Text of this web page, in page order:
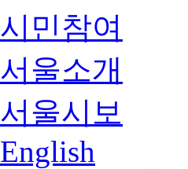
시민참여
서울소개
서울시보
English